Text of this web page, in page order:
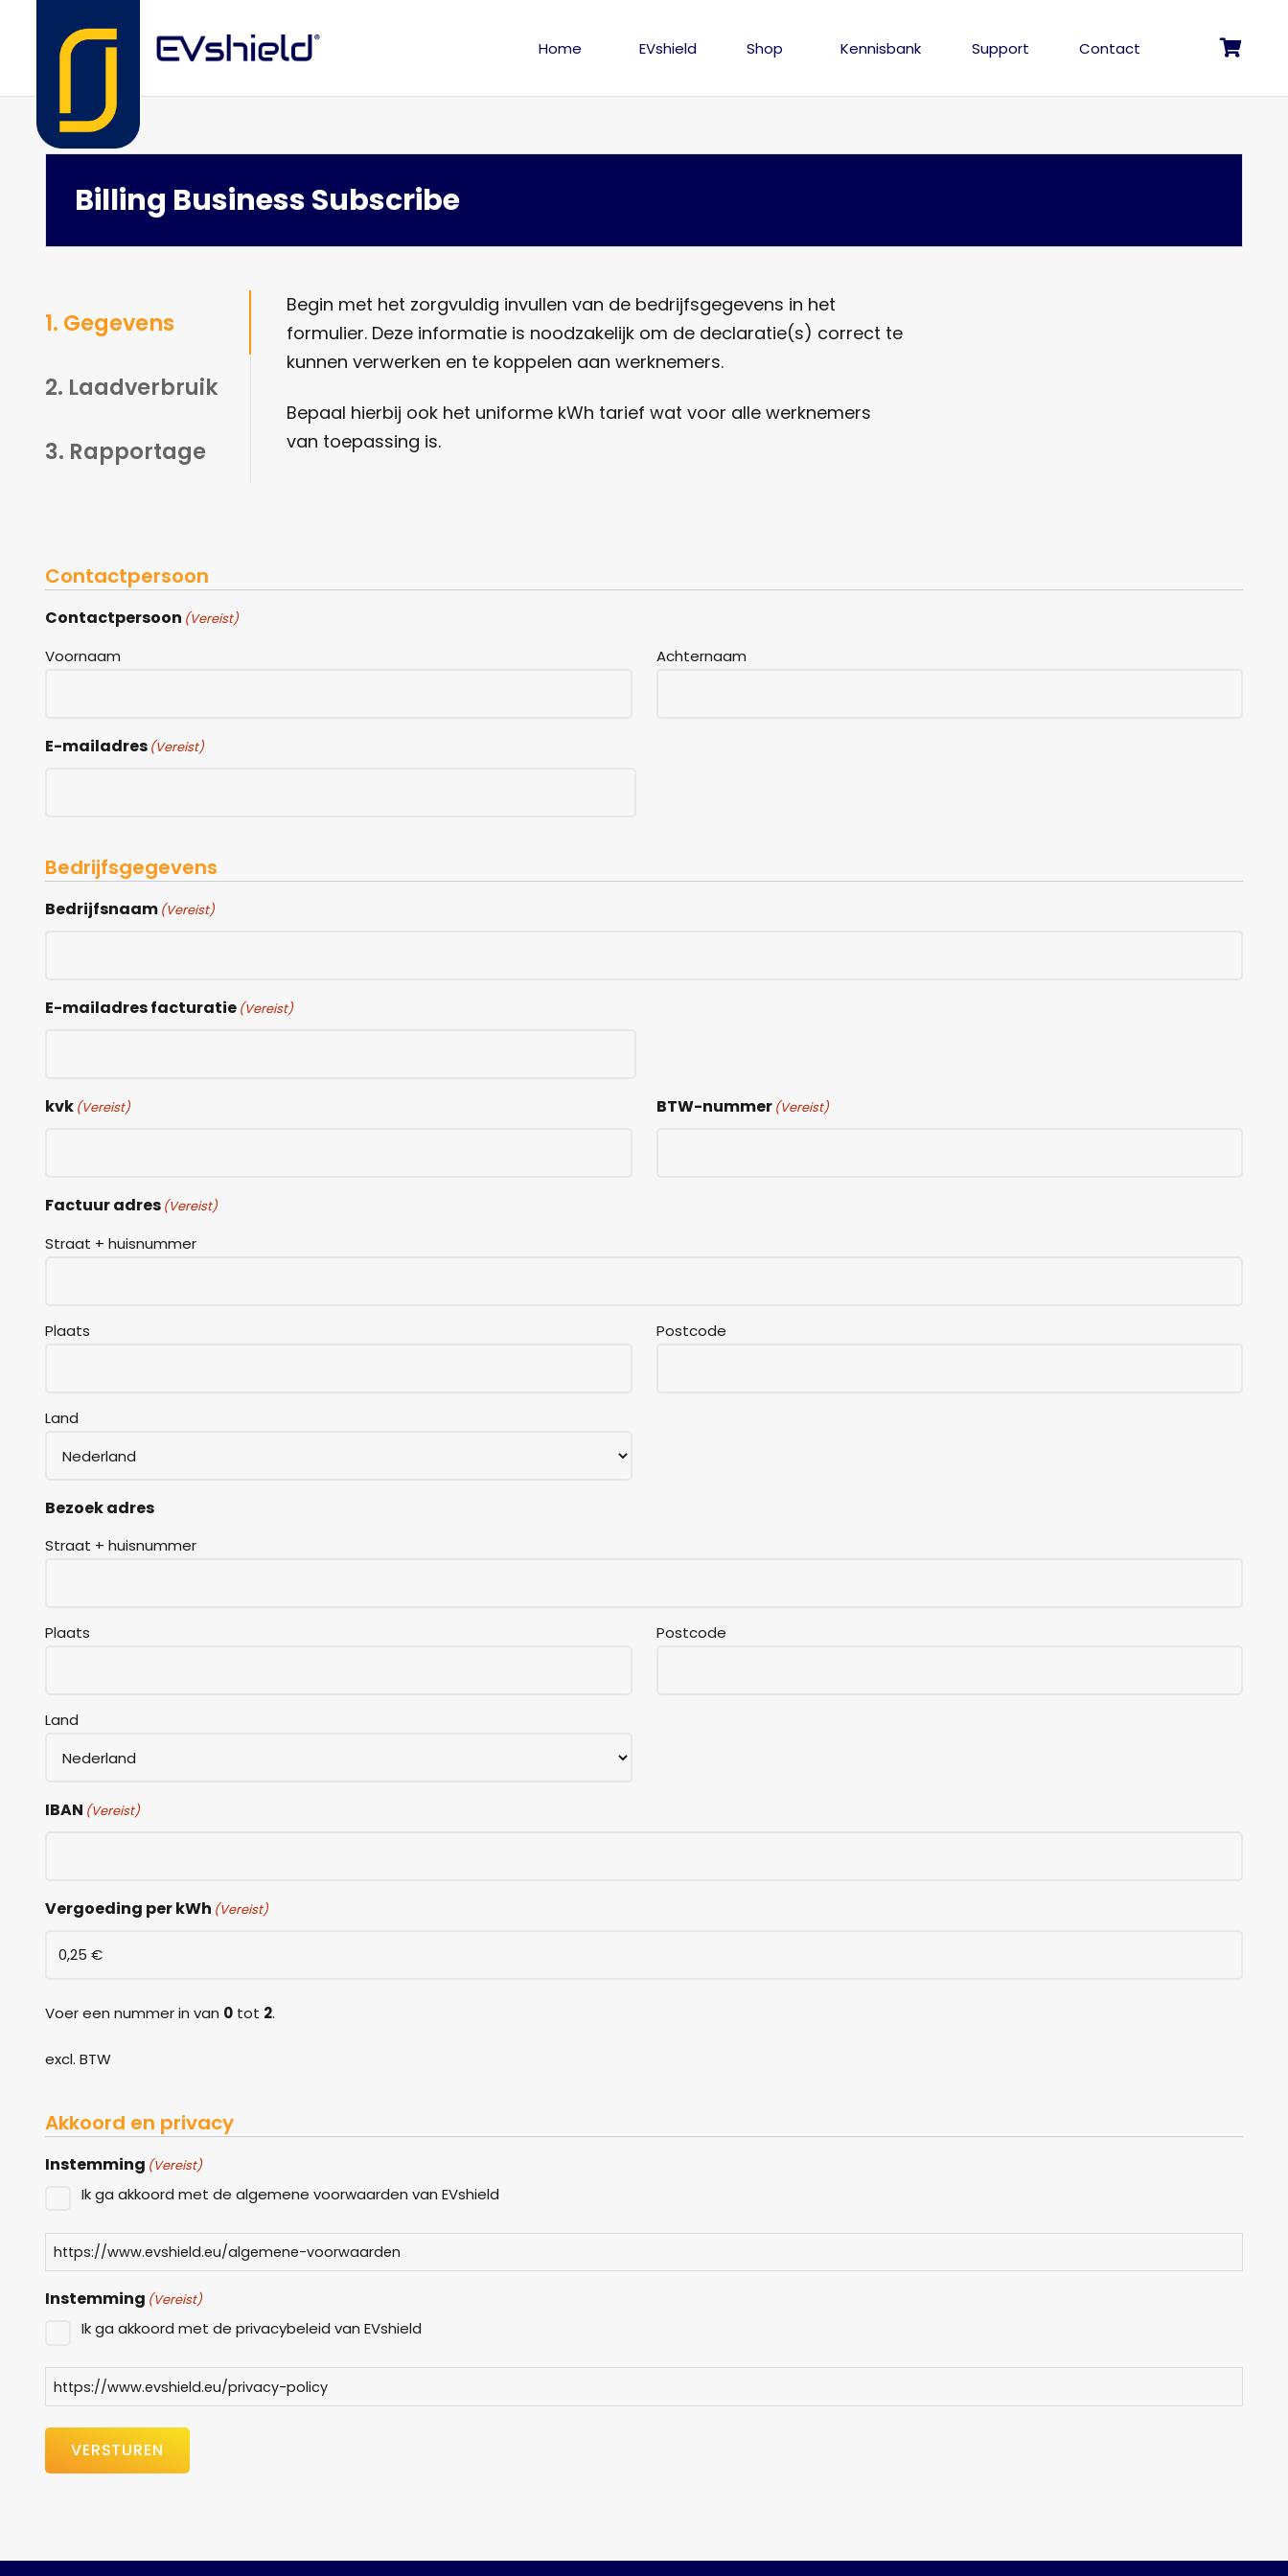
Home EVshield Shop Kennisbank Support Contact
Billing Business Subscribe
1. Gegevens
2. Laadverbruik
3. Rapportage
Begin met het zorgvuldig invullen van de bedrijfsgegevens in het
formulier. Deze informatie is noodzakelijk om de declaratie(s) correct te
kunnen verwerken en te koppelen aan werknemers.
Bepaal hierbij ook het uniforme kWh tarief wat voor alle werknemers
van toepassing is.
Contactpersoon
Contactpersoon (Vereist)
Voornaam Achternaam
E-mailadres (Vereist)
Bedrijfsgegevens
Bedrijfsnaam (Vereist)
E-mailadres facturatie (Vereist)
kvk (Vereist) BTW-nummer (Vereist)
Factuur adres (Vereist)
Straat + huisnummer
Plaats Postcode
Land
Bezoek adres
Straat + huisnummer
Plaats Postcode
Land
IBAN (Vereist)
Vergoeding per kWh (Vereist)
Voer een nummer in van 0 tot 2.
excl. BTW
Akkoord en privacy
Instemming (Vereist)
Ik ga akkoord met de algemene voorwaarden van EVshield
https://www.evshield.eu/algemene-voorwaarden
Instemming (Vereist)
Ik ga akkoord met de privacybeleid van EVshield
https://www.evshield.eu/privacy-policy
VERSTUREN